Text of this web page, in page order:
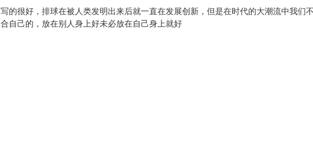
写的很好，排球在被人类发明出来后就一直在发展创新，但是在时代的大潮流中我们
合自己的，放在别人身上好未必放在自己身上就好